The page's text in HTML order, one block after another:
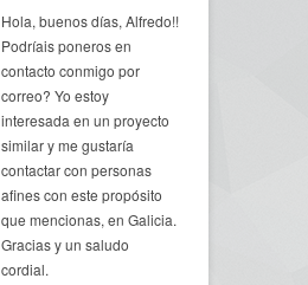
Hola, buenos días, Alfredo!!
Podríais poneros en
contacto conmigo por
correo? Yo estoy
interesada en un proyecto
similar y me gustaría
contactar con personas
afines con este propósito
que mencionas, en Galicia.
Gracias y un saludo
cordial.